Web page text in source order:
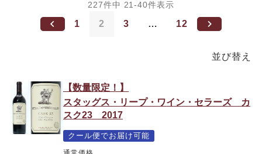
並び替え
227件中 21-40件表示
1 2 3 … 12
【数量限定！】
スタッグス・リープ・ワイン・セラーズ カ
スク23 2017
クール便でお届け可能